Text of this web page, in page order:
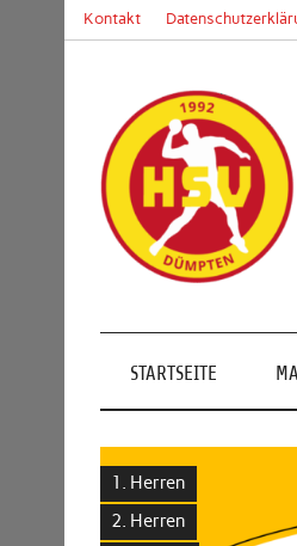
Kontakt
Handball in Mülheim an
STARTSEITE
1. Herren
2. Herren